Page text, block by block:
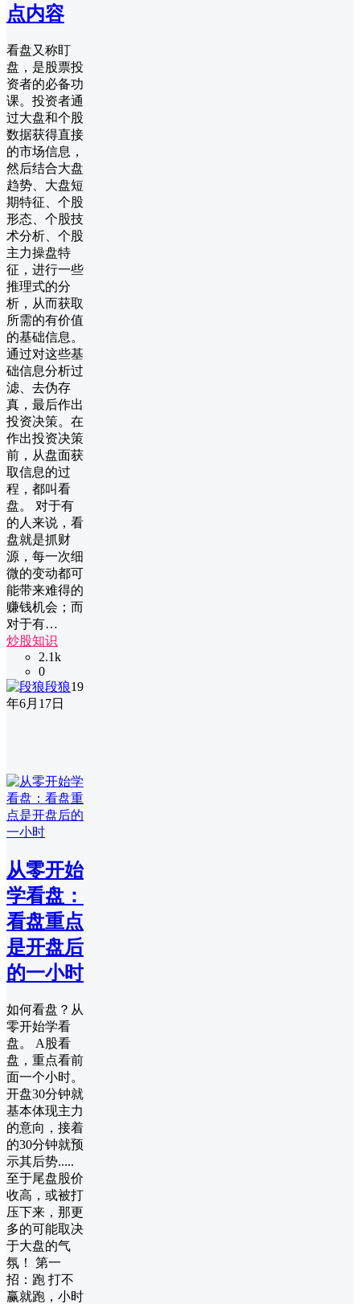
点内容
看盘又称盯
盘，是股票投
资者的必备功
课。投资者通
过大盘和个股
数据获得直接
的市场信息，
然后结合大盘
趋势、大盘短
期特征、个股
形态、个股技
术分析、个股
主力操盘特
征，进行一些
推理式的分
析，从而获取
所需的有价值
的基础信息。
通过对这些基
础信息分析过
滤、去伪存
真，最后作出
投资决策。在
作出投资决策
前，从盘面获
取信息的过
程，都叫看
盘。 对于有
的人来说，看
盘就是抓财
源，每一次细
微的变动都可
能带来难得的
赚钱机会；而
对于有…
炒股知识
2.1k
0
段狼19
年6月17日
从零开始
学看盘：
看盘重点
是开盘后
的一小时
如何看盘？从
零开始学看
盘。 A股看
盘，重点看前
面一个小时。
开盘30分钟就
基本体现主力
的意向，接着
的30分钟就预
示其后势.....
至于尾盘股价
收高，或被打
压下来，那更
多的可能取决
于大盘的气
氛！ 第一
招：跑 打不
赢就跑，小时